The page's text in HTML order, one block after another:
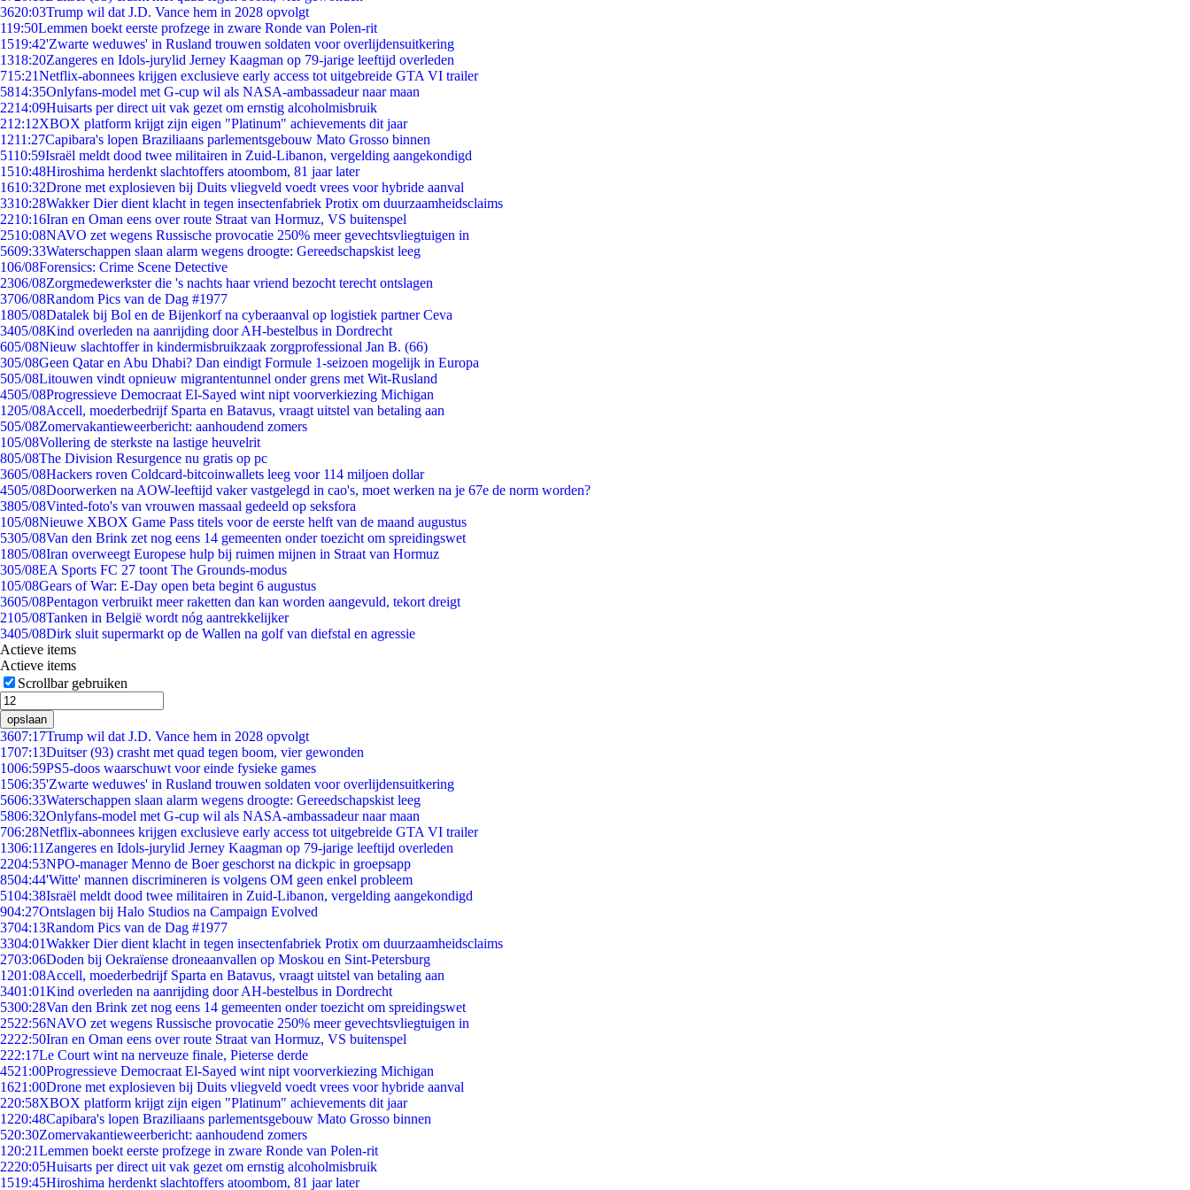
3620:03Trump wil dat J.D. Vance hem in 2028 opvolgt
119:50Lemmen boekt eerste profzege in zware Ronde van Polen-rit
1519:42'Zwarte weduwes' in Rusland trouwen soldaten voor overlijdensuitkering
1318:20Zangeres en Idols-jurylid Jerney Kaagman op 79-jarige leeftijd overleden
715:21Netflix-abonnees krijgen exclusieve early access tot uitgebreide GTA VI trailer
5814:35Onlyfans-model met G-cup wil als NASA-ambassadeur naar maan
2214:09Huisarts per direct uit vak gezet om ernstig alcoholmisbruik
212:12XBOX platform krijgt zijn eigen "Platinum" achievements dit jaar
1211:27Capibara's lopen Braziliaans parlementsgebouw Mato Grosso binnen
5110:59Israël meldt dood twee militairen in Zuid-Libanon, vergelding aangekondigd
1510:48Hiroshima herdenkt slachtoffers atoombom, 81 jaar later
1610:32Drone met explosieven bij Duits vliegveld voedt vrees voor hybride aanval
3310:28Wakker Dier dient klacht in tegen insectenfabriek Protix om duurzaamheidsclaims
2210:16Iran en Oman eens over route Straat van Hormuz, VS buitenspel
2510:08NAVO zet wegens Russische provocatie 250% meer gevechtsvliegtuigen in
5609:33Waterschappen slaan alarm wegens droogte: Gereedschapskist leeg
106/08Forensics: Crime Scene Detective
2306/08Zorgmedewerkster die 's nachts haar vriend bezocht terecht ontslagen
3706/08Random Pics van de Dag #1977
1805/08Datalek bij Bol en de Bijenkorf na cyberaanval op logistiek partner Ceva
3405/08Kind overleden na aanrijding door AH-bestelbus in Dordrecht
605/08Nieuw slachtoffer in kindermisbruikzaak zorgprofessional Jan B. (66)
305/08Geen Qatar en Abu Dhabi? Dan eindigt Formule 1-seizoen mogelijk in Europa
505/08Litouwen vindt opnieuw migrantentunnel onder grens met Wit-Rusland
4505/08Progressieve Democraat El-Sayed wint nipt voorverkiezing Michigan
1205/08Accell, moederbedrijf Sparta en Batavus, vraagt uitstel van betaling aan
505/08Zomervakantieweerbericht: aanhoudend zomers
105/08Vollering de sterkste na lastige heuvelrit
805/08The Division Resurgence nu gratis op pc
3605/08Hackers roven Coldcard-bitcoinwallets leeg voor 114 miljoen dollar
4505/08Doorwerken na AOW-leeftijd vaker vastgelegd in cao's, moet werken na je 67e de norm worden?
3805/08Vinted-foto's van vrouwen massaal gedeeld op seksfora
105/08Nieuwe XBOX Game Pass titels voor de eerste helft van de maand augustus
5305/08Van den Brink zet nog eens 14 gemeenten onder toezicht om spreidingswet
1805/08Iran overweegt Europese hulp bij ruimen mijnen in Straat van Hormuz
305/08EA Sports FC 27 toont The Grounds-modus
105/08Gears of War: E-Day open beta begint 6 augustus
3605/08Pentagon verbruikt meer raketten dan kan worden aangevuld, tekort dreigt
2105/08Tanken in België wordt nóg aantrekkelijker
3405/08Dirk sluit supermarkt op de Wallen na golf van diefstal en agressie
Actieve items
Actieve items
Scrollbar gebruiken
opslaan
3607:17Trump wil dat J.D. Vance hem in 2028 opvolgt
1707:13Duitser (93) crasht met quad tegen boom, vier gewonden
1006:59PS5-doos waarschuwt voor einde fysieke games
1506:35'Zwarte weduwes' in Rusland trouwen soldaten voor overlijdensuitkering
5606:33Waterschappen slaan alarm wegens droogte: Gereedschapskist leeg
5806:32Onlyfans-model met G-cup wil als NASA-ambassadeur naar maan
706:28Netflix-abonnees krijgen exclusieve early access tot uitgebreide GTA VI trailer
1306:11 Zangeres en Idols-jurylid Jerney Kaagman op 79-jarige leeftijd overleden
2204:53NPO-manager Menno de Boer geschorst na dickpic in groepsapp
8504:44'Witte' mannen discrimineren is volgens OM geen enkel probleem
5104:38Israël meldt dood twee militairen in Zuid-Libanon, vergelding aangekondigd
904:27Ontslagen bij Halo Studios na Campaign Evolved
3704:13Random Pics van de Dag #1977
3304:01Wakker Dier dient klacht in tegen insectenfabriek Protix om duurzaamheidsclaims
2703:06Doden bij Oekraïense droneaanvallen op Moskou en Sint-Petersburg
1201:08Accell, moederbedrijf Sparta en Batavus, vraagt uitstel van betaling aan
3401:01Kind overleden na aanrijding door AH-bestelbus in Dordrecht
5300:28Van den Brink zet nog eens 14 gemeenten onder toezicht om spreidingswet
2522:56NAVO zet wegens Russische provocatie 250% meer gevechtsvliegtuigen in
2222:50Iran en Oman eens over route Straat van Hormuz, VS buitenspel
222:17Le Court wint na nerveuze finale, Pieterse derde
4521:00Progressieve Democraat El-Sayed wint nipt voorverkiezing Michigan
1621:00Drone met explosieven bij Duits vliegveld voedt vrees voor hybride aanval
220:58XBOX platform krijgt zijn eigen "Platinum" achievements dit jaar
1220:48Capibara's lopen Braziliaans parlementsgebouw Mato Grosso binnen
520:30Zomervakantieweerbericht: aanhoudend zomers
1 20:21Lemmen boekt eerste profzege in zware Ronde van Polen-rit
2220:05Huisarts per direct uit vak gezet om ernstig alcoholmisbruik
1519:45Hiroshima herdenkt slachtoffers atoombom, 81 jaar later